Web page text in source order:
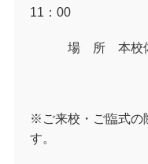
11 ： 00
場 所 本校体
※ご来校・ご臨式の
す。